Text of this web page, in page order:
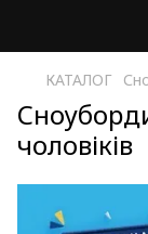
КАТАЛОГ
чоловіків